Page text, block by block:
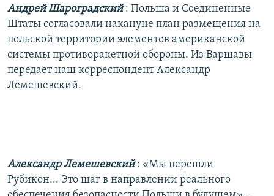
РАСПИСАНИЕ ВЕЩАНИЯ
ПОДПИШИТЕСЬ НА РАССЫЛКУ
СОЦИАЛЬНЫЕ СЕТИ
Андрей Шароградский: Польша и Соединенные
Штаты согласовали накануне план размещения на
польской территории элементов американской
системы противоракетной обороны. Из Варшавы
передает наш корреспондент Александр
Лемешевский.
Александр Лемешевский: «Мы перешли
Рубикон... Это шаг в направлении реального